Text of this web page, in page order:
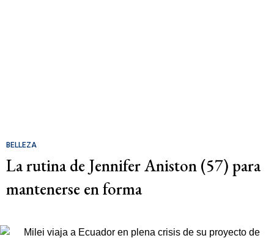
BELLEZA
La rutina de Jennifer Aniston (57) para
mantenerse en forma